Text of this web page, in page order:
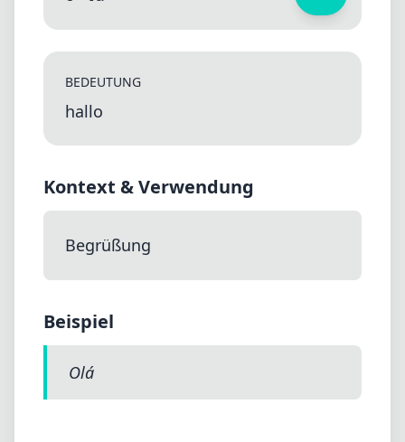
BEDEUTUNG
hallo
Kontext & Verwendung
Begrüßung
Beispiel
Olá